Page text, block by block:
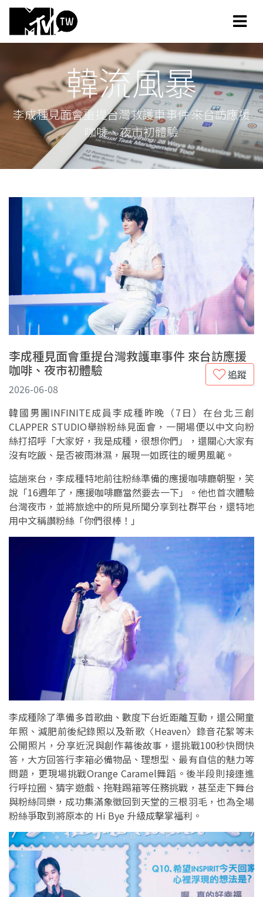
韓流風暴
李成種見面會重提台灣救護車事件 來台訪應援
咖啡、夜市初體驗
李成種見面會重提台灣救護車事件 來台訪應援
咖啡、夜市初體驗
追蹤
2026-06-08
韓國男團INFINITE成員李成種昨晚（7日）在台北三創
CLAPPER STUDIO舉辦粉絲見面會，一開場便以中文向粉
絲打招呼「大家好，我是成種，很想你們」，還關心大家有
沒有吃飯、是否被雨淋濕，展現一如既往的暖男風範。
這趟來台，李成種特地前往粉絲準備的應援咖啡廳朝聖，笑
說「16週年了，應援咖啡廳當然要去一下」。他也首次體驗
台灣夜市，並將旅途中的所見所聞分享到社群平台，還特地
用中文稱讚粉絲「你們很棒！」
李成種除了準備多首歌曲、數度下台近距離互動，還公開童
年照、減肥前後紀錄照以及新歌〈Heaven〉錄音花絮等未
公開照片，分享近況與創作幕後故事，還挑戰100秒快問快
答，大方回答行李箱必備物品、理想型、最有自信的魅力等
問題，更現場挑戰Orange Caramel舞蹈。後半段則接連進
行呼拉圈、猜字遊戲、拖鞋踢箱等任務挑戰，甚至走下舞台
與粉絲同樂，成功集滿象徵回到天堂的三根羽毛，也為全場
粉絲爭取到將原本的 Hi Bye 升級成擊掌福利。